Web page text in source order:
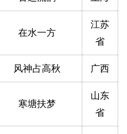
在水一方
江苏
省
风神占高秋 广西
寒塘扶梦
山东
省